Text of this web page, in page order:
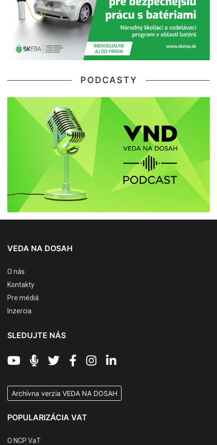
PODCASTY
VEDA NA DOSAH
O nás
Kontakty
Pre médiá
Inzercia
SLEDUJTE NÁS
Archívna verzia VEDA NA DOSAH
POPULARIZÁCIA VAT
O NCP VaT